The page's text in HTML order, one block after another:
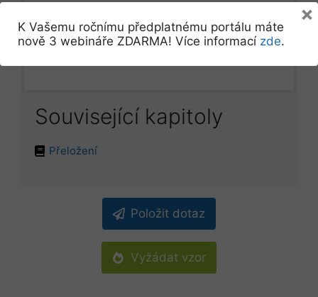
Přihlásit se
Související kapitoly
Přeložení
Položit dotaz
Vyžádat vzor
K Vašemu ročnímu předplatnému portálu máte
nově 3 webináře ZDARMA! Více informací zde.
×